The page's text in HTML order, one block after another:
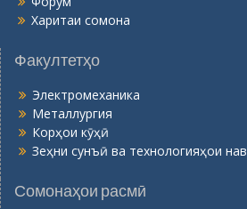
Харитаи сомона
Факултетҳо
Электромеханика
Металлургия
Корҳои кӯҳӣ
Зеҳни сунъӣ ва технологияҳои нав
Сомонаҳои расмӣ